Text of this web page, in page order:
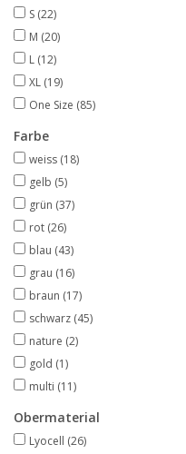
S (22)
M (20)
L (12)
XL (19)
One Size (85)
Farbe
weiss (18)
gelb (5)
grün (37)
rot (26)
blau (43)
grau (16)
braun (17)
schwarz (45)
nature (2)
gold (1)
multi (11)
Obermaterial
Lyocell (26)